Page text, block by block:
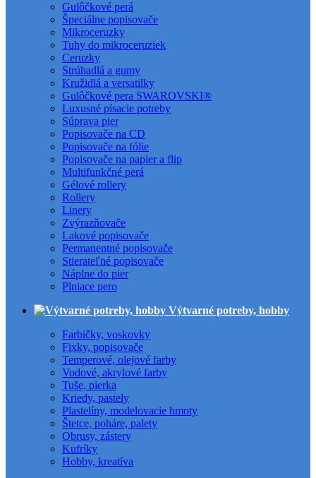
Gulôčkové perá
Špeciálne popisovače
Mikroceruzky
Tuhy do mikroceruziek
Ceruzky
Strúhadlá a gumy
Kružidlá a versatilky
Gulôčkové pera SWAROVSKI®
Luxusné písacie potreby
Súprava pier
Popisovače na CD
Popisovače na fólie
Popisovače na papier a flip
Multifunkčné perá
Gélové rollery
Rollery
Linery
Zvýrazňovače
Lakové popisovače
Permanentné popisovače
Stierateľné popisovače
Náplne do pier
Plniace pero
Výtvarné potreby, hobby
Farbičky, voskovky
Fixky, popisovače
Temperové, olejové farby
Vodové, akrylové farby
Tuše, pierka
Kriedy, pastely
Plastelíny, modelovacie hmoty
Štetce, poháre, palety
Obrusy, zástery
Kufríky
Hobby, kreatíva